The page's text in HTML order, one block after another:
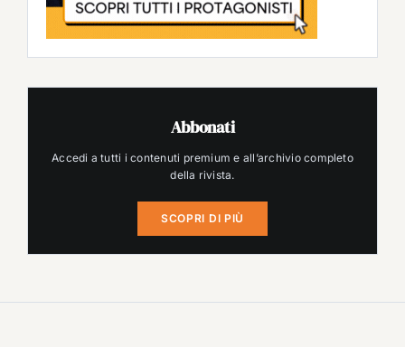
Abbonati
Accedi a tutti i contenuti premium e all’archivio completo
della rivista.
SCOPRI DI PIÙ